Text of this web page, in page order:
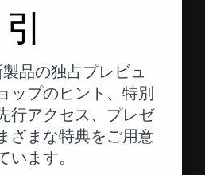
国からの発送
迅速かつ直接お届けします。
エレメント1へ
エレメント2へ
エレメント3へ
引
品の独占プレビュ
ップのヒント、特別
行アクセス、プレゼ
ざまな特典をご用意
います。